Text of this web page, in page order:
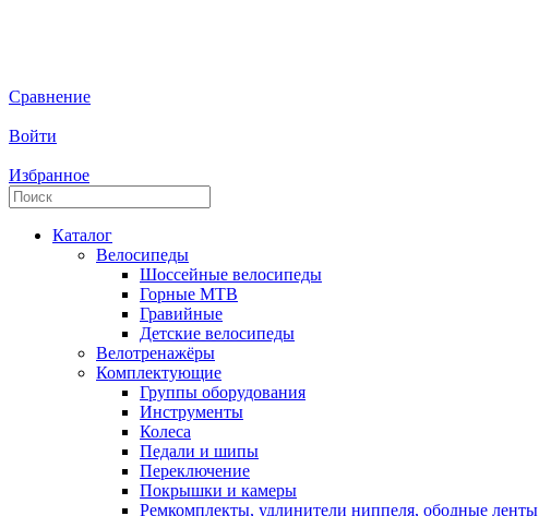
Сравнение
Войти
Избранное
Каталог
Велосипеды
Шоссейные велосипеды
Горные МTB
Гравийные
Детские велосипеды
Велотренажёры
Комплектующие
Группы оборудования
Инструменты
Колеса
Педали и шипы
Переключение
Покрышки и камеры
Ремкомплекты, удлинители ниппеля, ободные ленты